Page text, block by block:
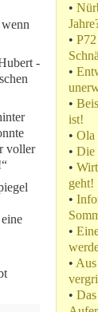
-
voller
•
•
•
•
ist!
• Ola
• Die
•
geht!
•
•
•
•